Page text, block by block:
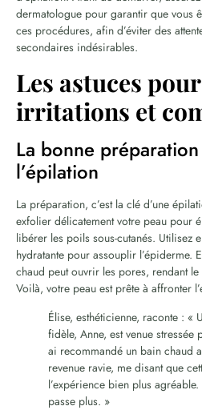
dermatologue pour garantir que vous
ces procédures, afin d’éviter des
secondaires indésirables.
Les astuces
irritations et
La bonne
l’épilation
La préparation, c’est la clé d’une
exfolier délicatement votre peau pour
libérer les poils sous-cutanés. Utilisez
hydratante pour assouplir l’épiderme.
chaud peut ouvrir les pores, rendant
Voilà, votre peau est prête à affronter
Élise, esthéticienne, raconte : «
fidèle, Anne, est venue stressée
ai recommandé un bain chaud
revenue ravie, me disant que
l’expérience bien plus
passe plus. »